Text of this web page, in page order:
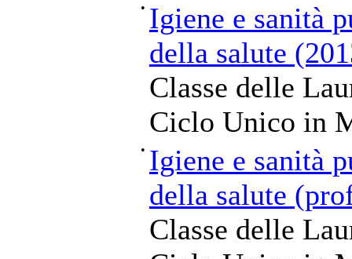
• Igiene e sanità
della salute
Classe delle
Ciclo Unico in
• Igiene e sanità
della salute
Classe delle